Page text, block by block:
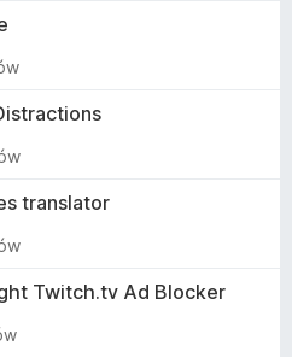
translator
Twitch.tv Ad Blocker